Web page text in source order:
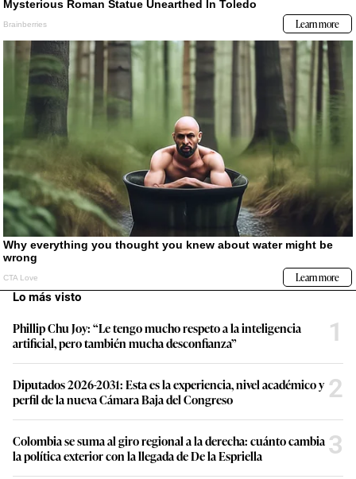
Lo más visto
Phillip Chu Joy: “Le tengo mucho respeto a la inteligencia
artificial, pero también mucha desconfianza”
1
Diputados 2026-2031: Esta es la experiencia, nivel académico y
perfil de la nueva Cámara Baja del Congreso
2
Colombia se suma al giro regional a la derecha: cuánto cambia
la política exterior con la llegada de De la Espriella
3